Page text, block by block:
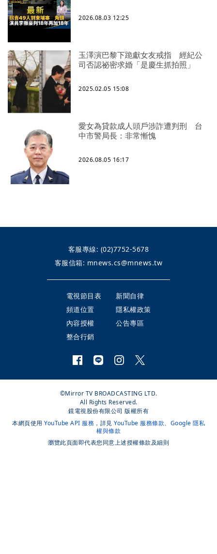
2026.08.03 12:25
玉澤演巴黎下跪獻女友戒指 經紀公
司否認祕密求婚「是慶生抓拍照」
2025.02.05 15:08
愛女為貸款成人頭戶涉詐遭判刑 台
中市警局長：非常慚愧
2026.08.05 16:17
客服專線: (02)7752-5678
客服信箱: mnews.cs@mnews.tw
電視節目表
新聞自律
頻道位置
隱私權政策
內容授權
公告專區
整合行銷
©Mirror TV BROADCASTING LTD.
All Rights Reserved.
鏡電視股份有限公司 版權所有
本網頁使用 YouTube API 服務 ，詳見 YouTube 服務條款、 Google 隱私
權與條款
瀏覽此頁面即代表您同意上述授權條款及細則